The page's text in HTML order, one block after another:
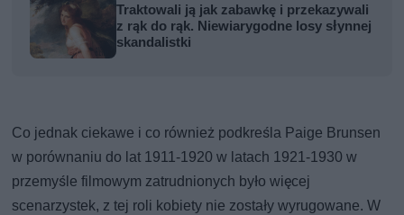
Traktowali ją jak zabawkę i przekazywali
z rąk do rąk. Niewiarygodne losy słynnej
skandalistki
Co jednak ciekawe i co również podkreśla Paige Brunsen
w porównaniu do lat 1911-1920 w latach 1921-1930 w
przemyśle filmowym zatrudnionych było więcej
scenarzystek, z tej roli kobiety nie zostały wyrugowane. W